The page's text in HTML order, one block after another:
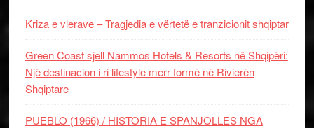
Kriza e vlerave – Tragjedia e vërtetë e tranzicionit shqiptar
Green Coast sjell Nammos Hotels & Resorts në Shqipëri:
Një destinacion i ri lifestyle merr formë në Rivierën
Shqiptare
PUEBLO (1966) / HISTORIA E SPANJOLLES NGA